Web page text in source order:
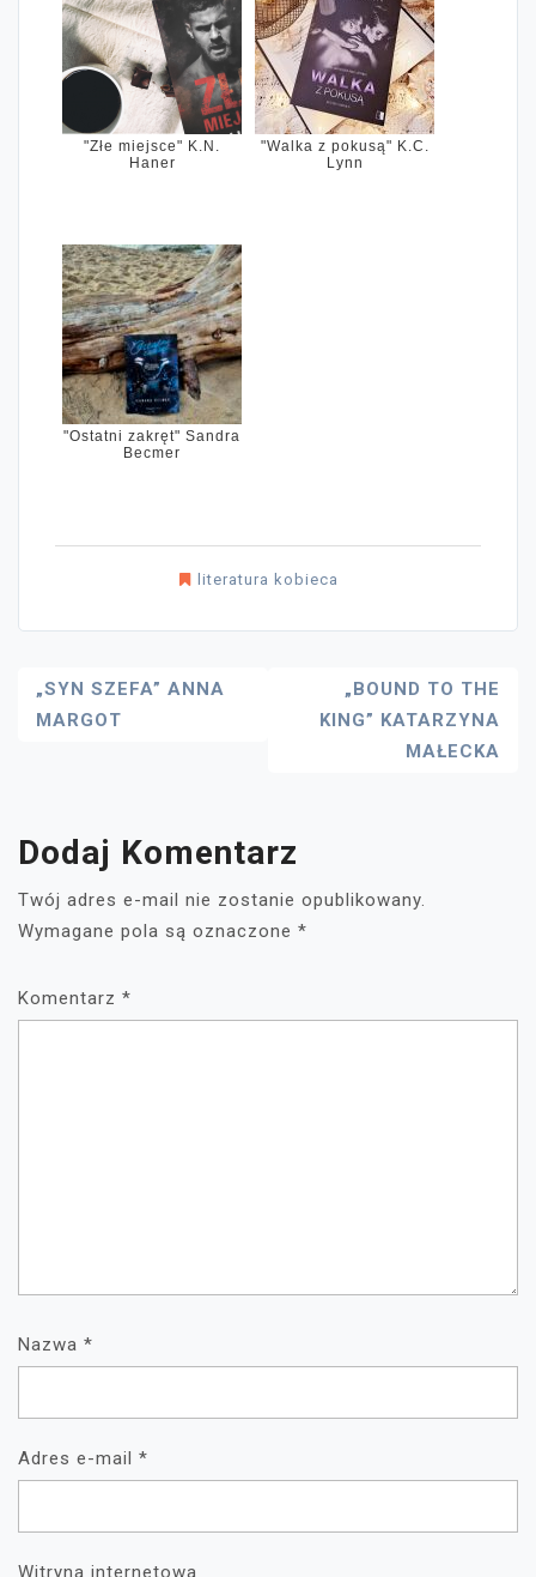
"Złe miejsce" K.N.
Haner
"Walka z pokusą" K.C.
Lynn
"Ostatni zakręt" Sandra
Becmer
literatura kobieca
Nawigacja
Wpisu
„SYN SZEFA” ANNA
MARGOT
„BOUND TO THE
KING” KATARZYNA
MAŁECKA
Dodaj Komentarz
Twój adres e-mail nie zostanie opublikowany.
Wymagane pola są oznaczone *
Komentarz *
Nazwa *
Adres e-mail *
Witryna internetowa